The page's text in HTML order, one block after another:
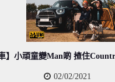
】小頑童變Man啲 揸住
02/02/2021